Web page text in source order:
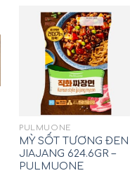
PULMUONE
MỲ SỐT TƯƠNG ĐEN
JIAJANG 624.6GR –
PULMUONE